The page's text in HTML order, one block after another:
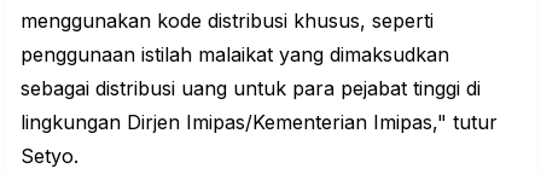
menggunakan kode distribusi khusus, seperti
penggunaan istilah malaikat yang dimaksudkan
sebagai distribusi uang untuk para pejabat tinggi di
lingkungan Dirjen Imipas/Kementerian Imipas," tutur
Setyo.